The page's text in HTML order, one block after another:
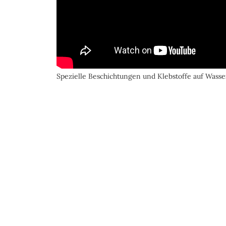
Spezielle Beschichtungen und Klebstoffe auf